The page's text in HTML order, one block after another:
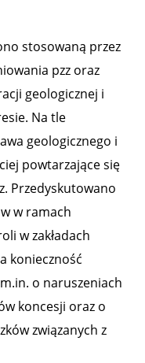
stosowaną przez
pzz oraz
geologicznej i
Na tle
geologicznego i
powtarzające się
Przedyskutowano
w ramach
w zakładach
konieczność
o naruszeniach
koncesji oraz o
związanych z